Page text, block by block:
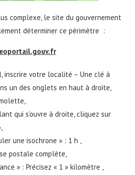
complexe, le site du gouvernement
déterminer ce périmètre :
inscrire votre localité – Une clé à
un des onglets en haut à droite,
qui s’ouvre à droite, cliquez sur
une isochrone » : 1 h ,
postale complète,
» : Précisez « 1 » kilomètre ,